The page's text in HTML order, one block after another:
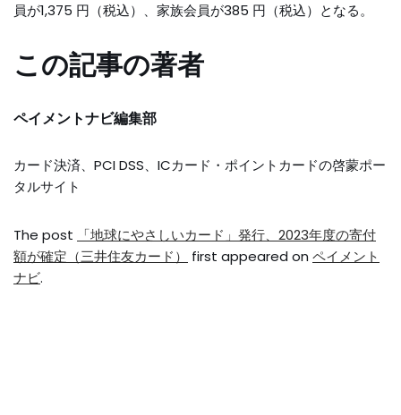
員が1,375 円（税込）、家族会員が385 円（税込）となる。
この記事の著者
ペイメントナビ編集部
カード決済、PCI DSS、ICカード・ポイントカードの啓蒙ポー
タルサイト
The post
「地球にやさしいカード」発行、2023年度の寄付
額が確定（三井住友カード）
first appeared on ペイメント
ナビ.